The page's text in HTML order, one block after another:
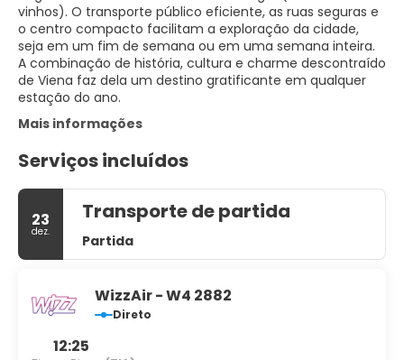
vinhos). O transporte público eficiente, as ruas seguras e
o centro compacto facilitam a exploração da cidade,
seja em um fim de semana ou em uma semana inteira.
A combinação de história, cultura e charme descontraído
de Viena faz dela um destino gratificante em qualquer
estação do ano.
Mais informações
Serviços incluídos
23
dez.
Transporte de partida
Partida
WizzAir - W4 2882
Direto
12:25